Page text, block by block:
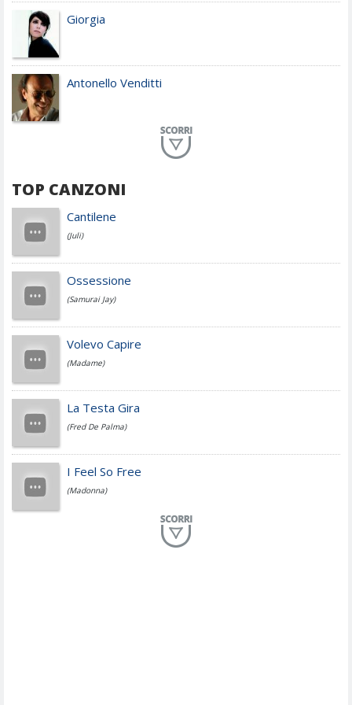
Giorgia
Antonello Venditti
Achille Lauro
Cesare Cremonini
Jovanotti
Fedez
Simone Cristicchi
TOP CANZONI
Cantilene
(Juli)
Ossessione
(Samurai Jay)
Volevo Capire
(Madame)
La Testa Gira
(Fred De Palma)
I Feel So Free
(Madonna)